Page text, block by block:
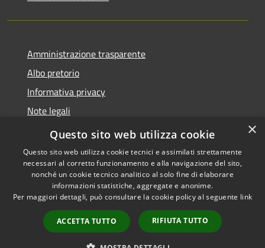
Amministrazione trasparente
Albo pretorio
Informativa privacy
Note legali
Dichiarazione di accessibilità
Accessibilità
Copyright © 2026 • Comune di
Soncino • Powered by
Municipium•
Accesso
redazione
×
Questo sito web utilizza cookie
Questo sito web utilizza cookie tecnici e assimilati strettamente
necessari al corretto funzionamento e alla navigazione del sito,
nonché un cookie tecnico analitico al solo fine di elaborare
informazioni statistiche, aggregate e anonime.
Per maggiori dettagli, può consultare la cookie policy al seguente link
ACCETTA TUTTO RIFIUTA TUTTO